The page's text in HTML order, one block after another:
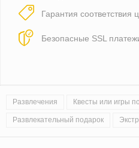
Гарантия соответствия
Безопасные SSL
Развлечения Квесты или игры
Развлекательный подарок